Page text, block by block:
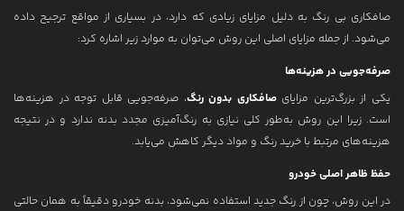
صافکاری بی رنگ به دلیل مزایای زیادی که دارد، در بسیاری از مواقع ترجیح داده
می‌شود. از جمله مزایای اصلی این روش می‌توان به موارد زیر اشاره کرد:
صرفه‌جویی در هزینه‌ها
یکی از بزرگ‌ترین مزایایصافکاری بدون رنگ، صرفه‌جویی قابل توجه در هزینه‌ها
است. زیرا این روش به‌طور کلی نیازی به رنگ‌آمیزی مجدد بدنه ندارد و در نتیجه
هزینه‌های مرتبط با خرید رنگ و مواد دیگر کاهش می‌یابد.
حفظ ظاهر اصلی خودرو
در این روش، چون از رنگ جدید استفاده نمی‌شود، بدنه خودرو دقیقاً به همان حالتی